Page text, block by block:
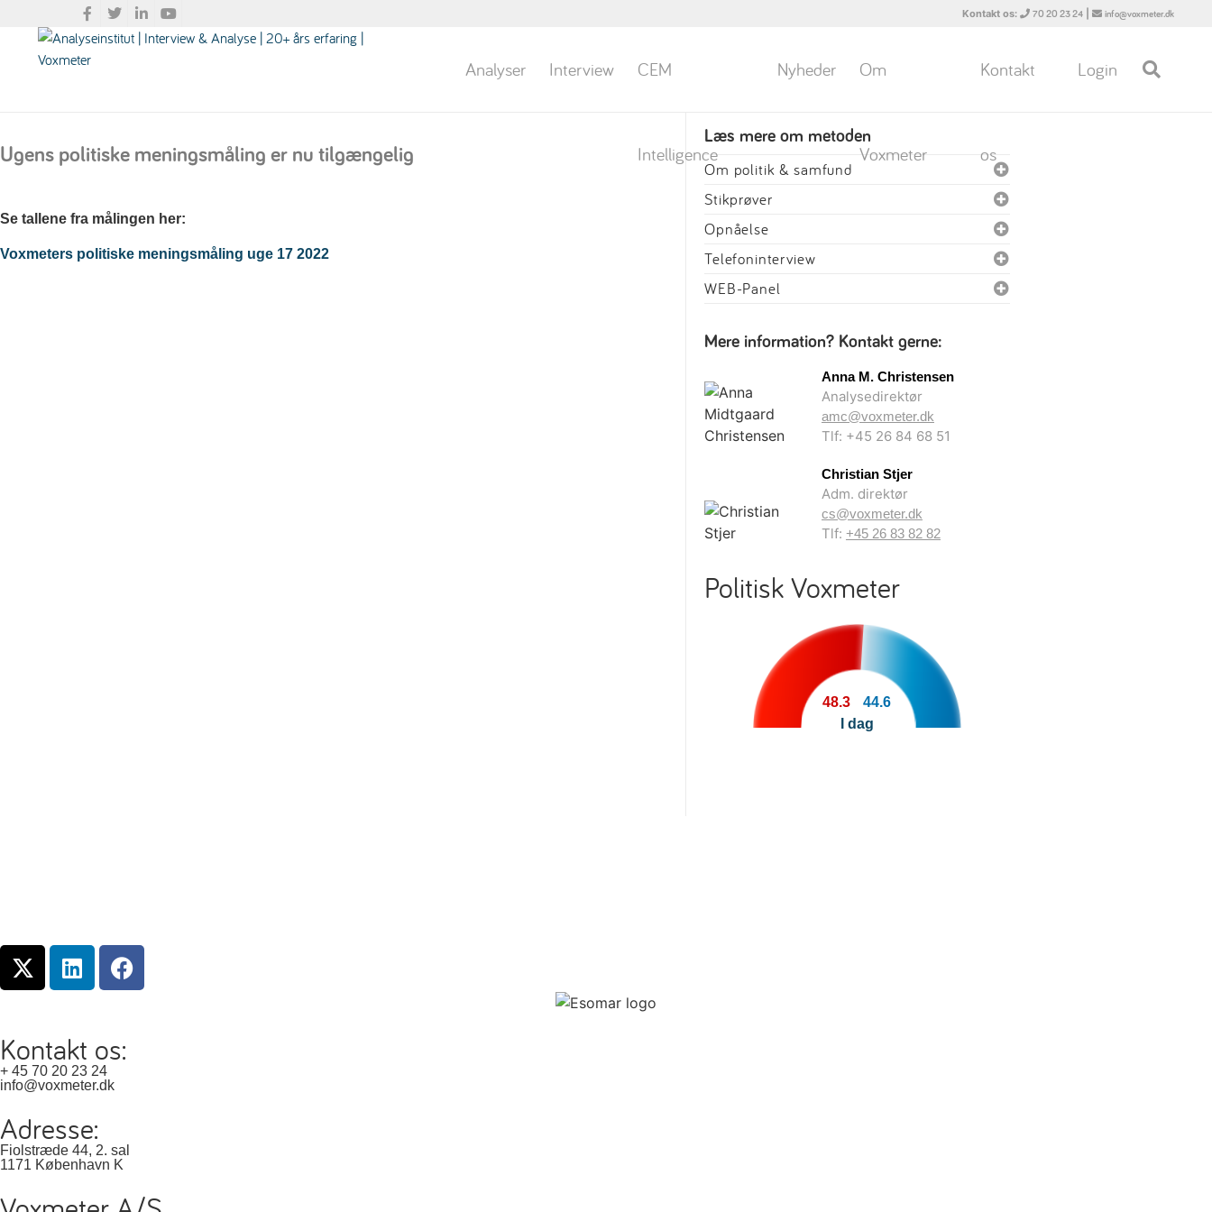
Kontakt os: 70 20 23 24 | info@voxmeter.dk
Analyser Interview CEM
Intelligence
Nyheder Om
Voxmeter
Kontakt
os
Login
Ugens politiske meningsmåling er nu tilgængelig
Se tallene fra målingen her:
Voxmeters politiske meningsmåling uge 17 2022
Læs mere om metoden
Om politik & samfund
Stikprøver
Opnåelse
Telefoninterview
WEB-Panel
Mere information? Kontakt gerne:
Anna M. Christensen
Analysedirektør
amc@voxmeter.dk
Tlf: +45 26 84 68 51
Christian Stjer
Adm. direktør
cs@voxmeter.dk
Tlf: +45 26 83 82 82
Politisk Voxmeter
48.3
44.6
I dag
Kontakt os:
+ 45 70 20 23 24
info@voxmeter.dk
Adresse:
Fiolstræde 44, 2. sal
1171 København K